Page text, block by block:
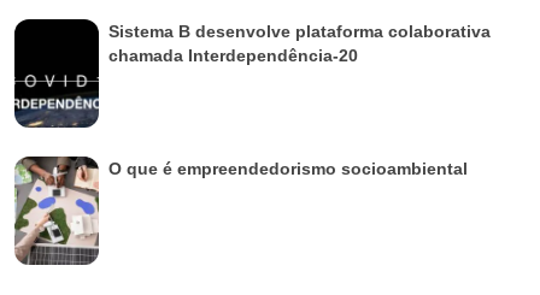
Sistema B desenvolve plataforma colaborativa
chamada Interdependência-20
O que é empreendedorismo socioambiental